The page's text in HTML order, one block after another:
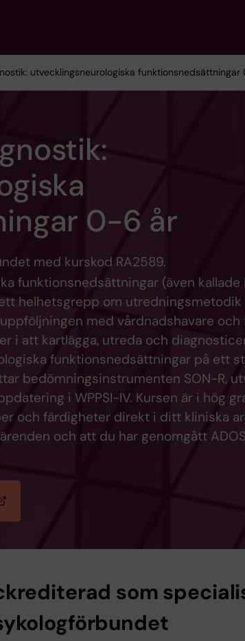
utvecklingsneurologiska funktionsnedsättningar
0-6 år
med kurskod RA2589.
funktionsnedsättningar (även kallade
helhetsgrepp om
med vårdnadshavare och
i att kartlägga, utreda och
funktionsnedsättningar på ett
bedömningsinstrumenten SON-R,
i WPPSI-IV. Kursen är i hög
och färdigheter direkt i ditt kliniska
och att du har genomgått
som